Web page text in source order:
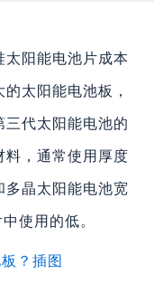
太阳能电池片成本
太阳能电池板，
三代太阳能电池的
料，通常使用厚度
多晶太阳能电池宽
使用的低。